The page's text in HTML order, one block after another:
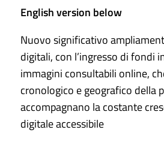
English version below
Nuovo significativo
digitali, con l’ingresso di fondi
immagini consultabili online,
cronologico e geografico della
accompagnano la costante
digitale accessibile